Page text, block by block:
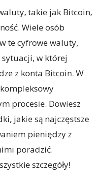
takie jak Bitcoin,
Wiele osób
te cyfrowe waluty,
w której
z konta Bitcoin. W
procesie. Dowiesz
jakie są najczęstsze
pieniędzy z
poradzić.
szczegóły!